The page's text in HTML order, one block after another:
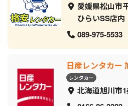
愛媛県松山市
ひらいSS店内
089-975-5533
日産レンタカー
レンタカー
北海道旭川市